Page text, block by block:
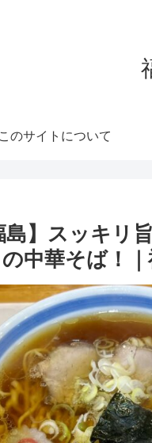
このサイトについて
島】スッキリ
中華そば！｜